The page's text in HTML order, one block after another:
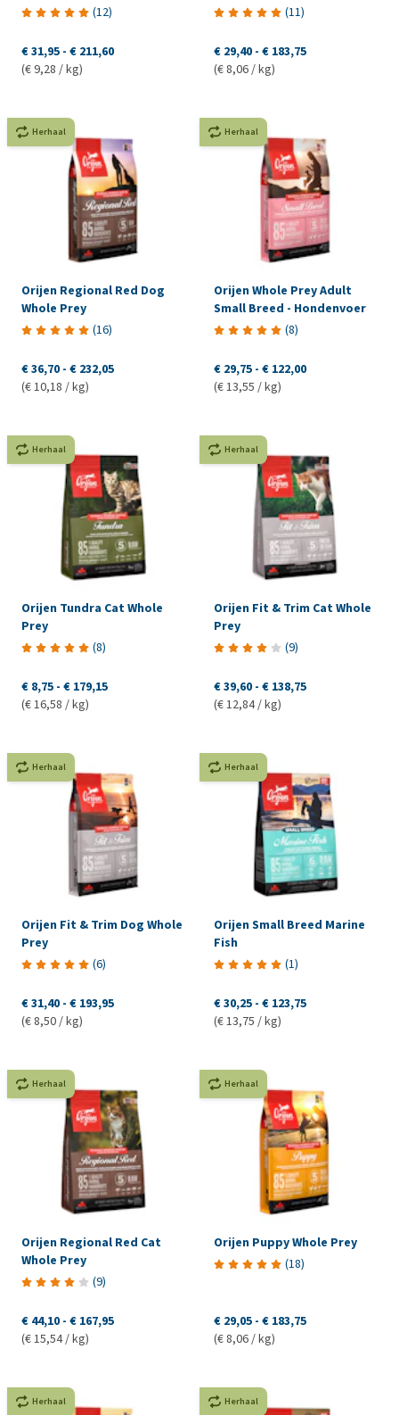
(12)
€ 31,95 - € 211,60
(€ 9,28 / kg)
(11)
€ 29,40 - € 183,75
(€ 8,06 / kg)
Herhaal
Orijen Regional Red Dog
Whole Prey
(16)
€ 36,70 - € 232,05
(€ 10,18 / kg)
Herhaal
Orijen Whole Prey Adult
Small Breed - Hondenvoer
(8)
€ 29,75 - € 122,00
(€ 13,55 / kg)
Herhaal
Orijen Tundra Cat Whole
Prey
(8)
€ 8,75 - € 179,15
(€ 16,58 / kg)
Herhaal
Orijen Fit & Trim Cat Whole
Prey
(9)
€ 39,60 - € 138,75
(€ 12,84 / kg)
Herhaal
Orijen Fit & Trim Dog Whole
Prey
(6)
€ 31,40 - € 193,95
(€ 8,50 / kg)
Herhaal
Orijen Small Breed Marine
Fish
(1)
€ 30,25 - € 123,75
(€ 13,75 / kg)
Herhaal
Orijen Regional Red Cat
Whole Prey
(9)
€ 44,10 - € 167,95
(€ 15,54 / kg)
Herhaal
Orijen Puppy Whole Prey
(18)
€ 29,05 - € 183,75
(€ 8,06 / kg)
Herhaal Herhaal